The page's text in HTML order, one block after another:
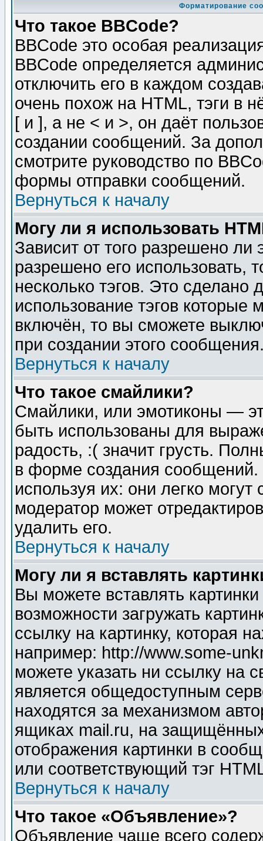
Форматирование
Что такое BBCode?
BBCode это особая
BBCode определяется
отключить его в каждом
очень похож на HTML, тэги в
[ и ], а не < и >, он даёт
создании сообщений. За
смотрите руководство по
формы отправки сообщений.
Вернуться к началу
Могу ли я использовать
Зависит от того разрешено
разрешено его использовать,
несколько тэгов. Это сделано
использование тэгов
включён, то вы сможете
при создании этого
Вернуться к началу
Что такое смайлики?
Смайлики, или эмотиконы —
быть использованы для
радость, :( значит грусть.
в форме создания сообщений.
используя их: они легко
модератор может
удалить его.
Вернуться к началу
Могу ли я вставлять
Вы можете вставлять
возможности загружать
ссылку на картинку, которая
например: http://www.some-
можете указать ни ссылку на
является общедоступным
находятся за механизмом
ящиках mail.ru, на
отображения картинки в
или соответствующий тэг
Вернуться к началу
Что такое «Объявление»?
Объявление чаще всего